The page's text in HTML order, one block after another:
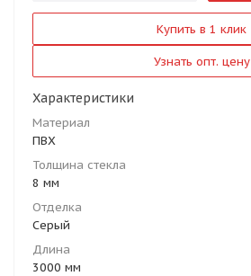
Купить в 1 клик
Узнать опт. цену
Характеристики
Материал
ПВХ
Толщина стекла
8 мм
Отделка
Серый
Длина
3000 мм